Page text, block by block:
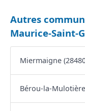
Autres
Maurice-Saint-
Miermaigne
Bérou-la-